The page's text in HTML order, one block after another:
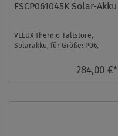
FSCP061045K Solar-Akku
VELUX Thermo-Faltstore,
Solarakku, für Größe: P06,
homecontrol komp ...284,00 €*